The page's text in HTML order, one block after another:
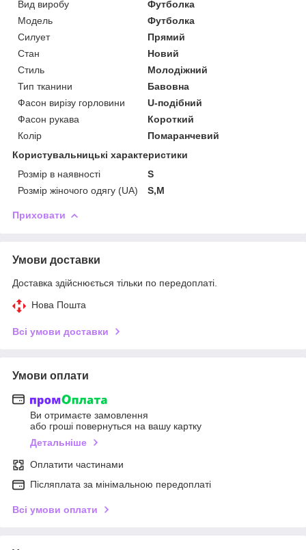
Вид виробу
Футболка
Модель
Футболка
Силует
Прямий
Стан
Новий
Стиль
Молодіжний
Тип тканини
Бавовна
Фасон вирізу горловини
U-подібний
Фасон рукава
Короткий
Колір
Помаранчевий
Користувальницькі характеристики
Розмір в наявності
S
Розмір жіночого одягу (UA)
S,M
Приховати
Умови доставки
Доставка здійснюється тільки по передоплаті.
Нова Пошта
Всі умови доставки
Умови оплати
Ви отримаєте замовлення
або гроші повернуться на вашу картку
Детальніше
Оплатити частинами
Післяплата за мінімальною передоплаті
Всі умови оплати